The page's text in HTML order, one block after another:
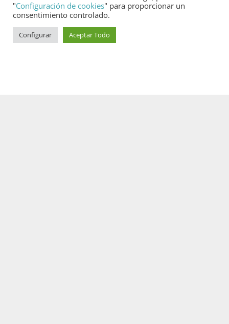
SERVICIO AL CLIENTE
Condiciones de entrega de productos y muestra
Condiciones de servicio de instalación
"Configuración de cookies" para proporcionar un
consentimiento controlado.
Configurar Aceptar Todo